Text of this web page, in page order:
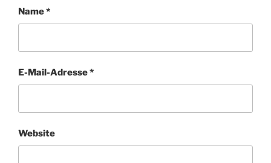
Name*
E-Mail-Adresse*
Website